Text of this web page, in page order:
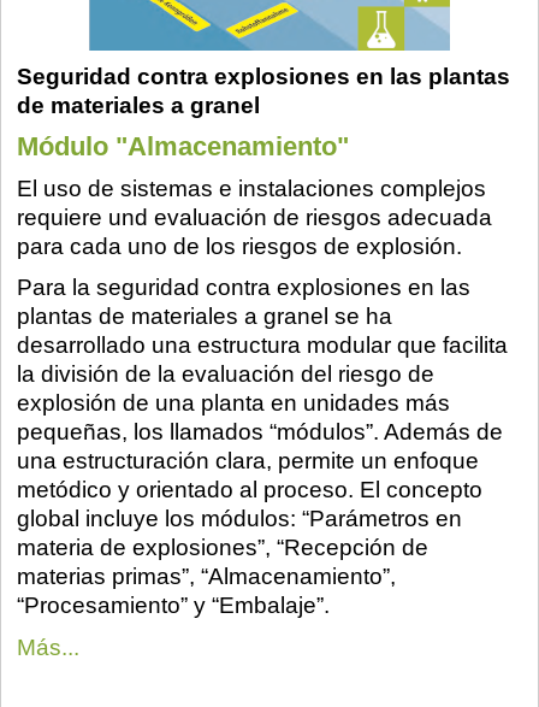
Seguridad contra explosiones en las plantas
de materiales a granel
Módulo "Almacenamiento"
El uso de sistemas e instalaciones complejos
requiere und evaluación de riesgos adecuada
para cada uno de los riesgos de explosión.
Para la seguridad contra explosiones en las
plantas de materiales a granel se ha
desarrollado una estructura modular que facilita
la división de la evaluación del riesgo de
explosión de una planta en unidades más
pequeñas, los llamados “módulos”. Además de
una estructuración clara, permite un enfoque
metódico y orientado al proceso. El concepto
global incluye los módulos: “Parámetros en
materia de explosiones”, “Recepción de
materias primas”, “Almacenamiento”,
“Procesamiento” y “Embalaje”.
Más...